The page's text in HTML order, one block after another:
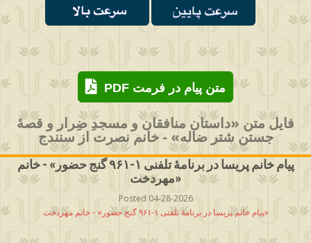
PDF متن پیام در فرمت
فایل متن «داستان منافقان و مسجدِ ضِرار و قصۀ
جستن شتر ضاله» - خانم نصرت از سنندج
پیام خانم پریسا در برنامهٔ تلفنی ۱-۹۶۱ گنج حضور» - خانم
مهردخت»
Posted 04-28-2026
پیام خانم پریسا در برنامهٔ تلفنی ۱-۹۶۱ گنج حضور» - خانم مهردخت»